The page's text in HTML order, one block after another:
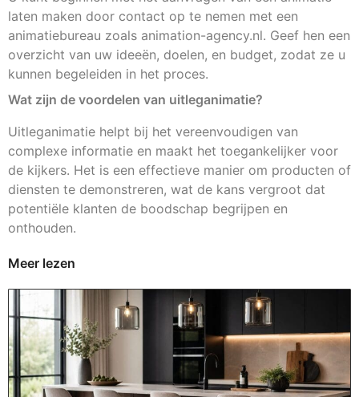
laten maken door contact op te nemen met een
animatiebureau zoals animation-agency.nl. Geef hen een
overzicht van uw ideeën, doelen, en budget, zodat ze u
kunnen begeleiden in het proces.
Wat zijn de voordelen van uitleganimatie?
Uitleganimatie helpt bij het vereenvoudigen van
complexe informatie en maakt het toegankelijker voor
de kijkers. Het is een effectieve manier om producten of
diensten te demonstreren, wat de kans vergroot dat
potentiële klanten de boodschap begrijpen en
onthouden.
Meer lezen